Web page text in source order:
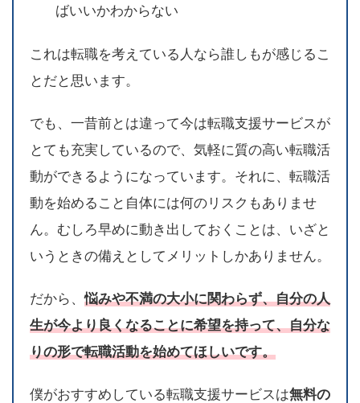
ばいいかわからない
これは転職を考えている人なら誰しもが感じるこ
とだと思います。
でも、一昔前とは違って今は転職支援サービスが
とても充実しているので、気軽に質の高い転職活
動ができるようになっています。それに、転職活
動を始めること自体には何のリスクもありませ
ん。むしろ早めに動き出しておくことは、いざと
いうときの備えとしてメリットしかありません。
だから、悩みや不満の大小に関わらず、自分の人
生が今より良くなることに希望を持って、自分な
りの形で転職活動を始めてほしいです。
僕がおすすめしている転職支援サービスは無料の